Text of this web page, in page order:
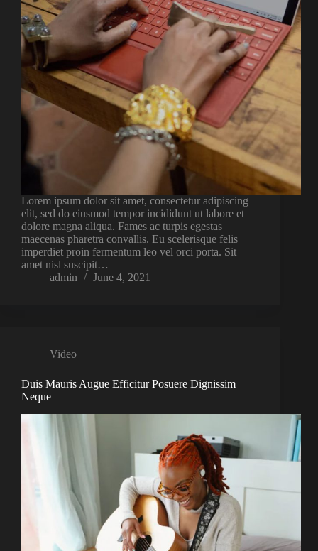
Lorem ipsum dolor sit amet, consectetur adipiscing
elit, sed do eiusmod tempor incididunt ut labore et
dolore magna aliqua. Fames ac turpis egestas
maecenas pharetra convallis. Eu scelerisque felis
imperdiet proin fermentum leo vel orci porta. Sit
amet nisl suscipit…
admin
June 4, 2021
Video
Duis Mauris Augue Efficitur Posuere Dignissim
Neque